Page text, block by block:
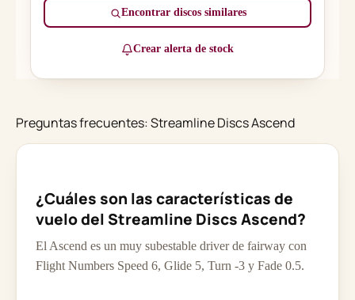
Encontrar discos similares
Crear alerta de stock
Preguntas frecuentes: Streamline Discs Ascend
¿Cuáles son las características de
vuelo del Streamline Discs Ascend?
El Ascend es un muy subestable driver de fairway con
Flight Numbers Speed 6, Glide 5, Turn -3 y Fade 0.5.